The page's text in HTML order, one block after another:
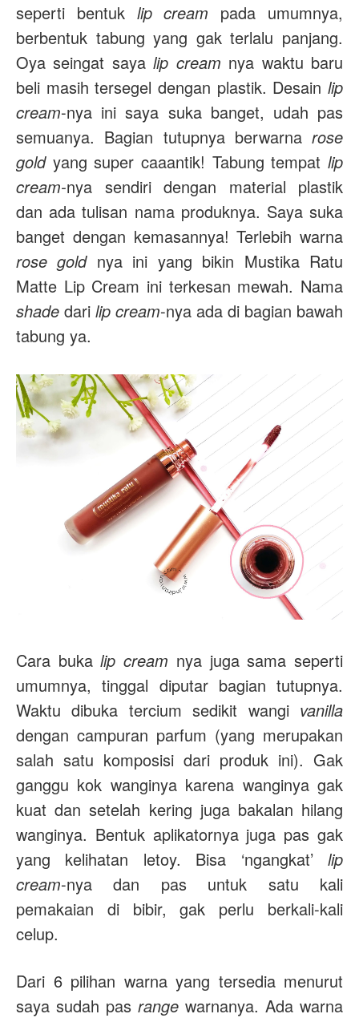
seperti bentuk lip cream pada umumnya,
berbentuk tabung yang gak terlalu panjang.
Oya seingat sayalip cream nya waktu baru
beli masih tersegel dengan plastik. Desain lip
cream-nya ini saya suka banget, udah pas
semuanya. Bagian tutupnya berwarna rose
goldyang super caaantik! Tabung tempat lip
cream-nya sendiri dengan material plastik
dan ada tulisan nama produknya. Saya suka
banget dengan kemasannya! Terlebih warna
rose goldnya ini yang bikin Mustika Ratu
Matte Lip Cream ini terkesan mewah. Nama
shade dari lip cream-nya ada di bagian bawah
tabung ya.
Cara bukalip cream nya juga sama seperti
umumnya, tinggal diputar bagian tutupnya.
Waktu dibuka tercium sedikit wangi vanilla
dengan campuran parfum (yang merupakan
salah satu komposisi dari produk ini). Gak
ganggu kok wanginya karena wanginya gak
kuat dan setelah kering juga bakalan hilang
wanginya. Bentuk aplikatornya juga pas gak
yang kelihatan letoy. Bisa ‘ngangkat’ lip
cream-nya dan pas untuk satu kali
pemakaian di bibir, gak perlu berkali-kali
celup.
Dari 6 pilihan warna yang tersedia menurut
saya sudah pas range warnanya. Ada warna